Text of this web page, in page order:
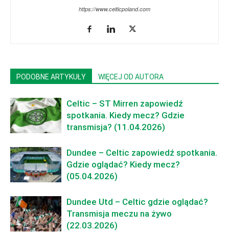
https://www.celticpoland.com
PODOBNE ARTYKUŁY WIĘCEJ OD AUTORA
Celtic – ST Mirren zapowiedź
spotkania. Kiedy mecz? Gdzie
transmisja? (11.04.2026)
Dundee – Celtic zapowiedź spotkania.
Gdzie oglądać? Kiedy mecz?
(05.04.2026)
Dundee Utd – Celtic gdzie oglądać?
Transmisja meczu na żywo
(22.03.2026)